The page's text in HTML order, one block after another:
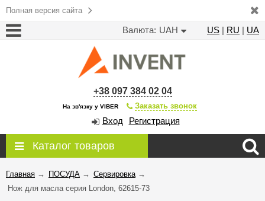
Полная версия сайта
Валюта: UAH US | RU | UA
+38 097 384 02 04
На зв'язку у VIBER Заказать звонок
Вход Регистрация
Каталог товаров
Главная → ПОСУДА → Сервировка →
Нож для масла серия London, 62615-73